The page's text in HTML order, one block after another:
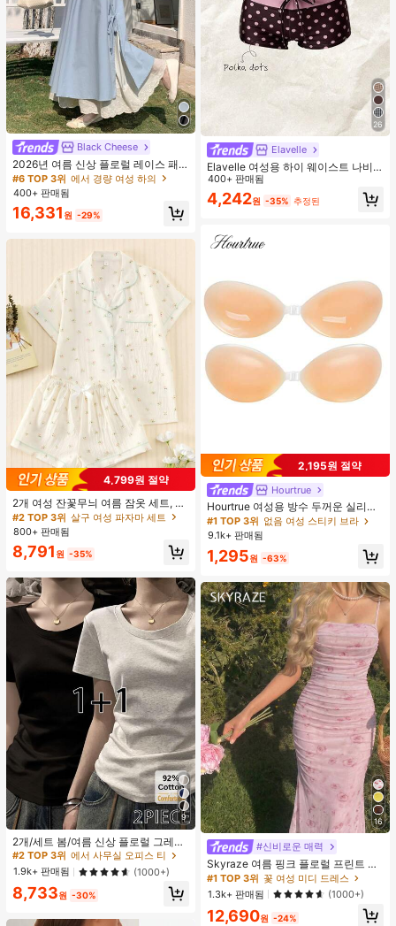
Black Cheese
2026년 여름 신상 플로럴 레이스 패
치워크 A라인 스커트, 여성용 봄 보우
타이 허리 디자인
#6 TOP 3위 에서 경량 여성 하의
400+ 판매됨
16,331 원 -29%
4,799원 절약
2개 여성 잔꽃무늬 여름 잠옷 세트, 반
팔 버튼업 셔츠 및 반바지, 캐주얼 라
운지웨어
#2 TOP 3위 살구 여성 파자마 세트
800+ 판매됨
8,791 원 -35%
9
2개/세트 봄/여름 신상 플로럴 그레이
+ 블랙 반팔 티셔츠, 여성 슬림핏 솔리
드 컬러 언더셔츠 캐주얼
#2 TOP 3위 에서 사무실 오피스 티
높은 재방문 고객
#2 TOP 3위 에서 사무실 오피스 티
높은 재방문 고객
#2 TOP 3위 에서 사무실 오피스 티
높은 재방문 고객
#2 TOP 3위
높은 재방문 고객
1.9k+ 판매됨 (1000+)
8,733원 -30%
26
Elavelle
Elavelle 여성용 하이 웨이스트 나비
매듭 노트 프린트 비키니 하의, 봄/여
름
400+ 판매됨
4,242원 -35% 추정된
2,195원 절약
Hourtrue
Hourtrue 여성용 방수 두꺼운 실리콘
가슴 페탈, 작은 가슴 리프트업 & 푸시
인용, 웨딩 촬영 및 들러리용
#1 TOP 3위 없음 여성 스티키 브라
9.1k+ 판매됨
1,295원 -63%
16
#신비로운 매력
Skyraze 여름 핑크 플로럴 프린트 주
름 메쉬 캐미 롱 드레스, 여름 드레스,
봄 옷
#1 TOP 3위 꽃 여성 미디 드레스
1.3k+ 판매됨
(1000+)
12,690원 -24%